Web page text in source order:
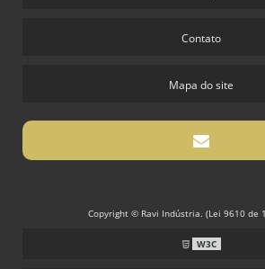
Contato
Mapa do site
Copyright © Ravi Indústria. (Lei 9610 de
W3C